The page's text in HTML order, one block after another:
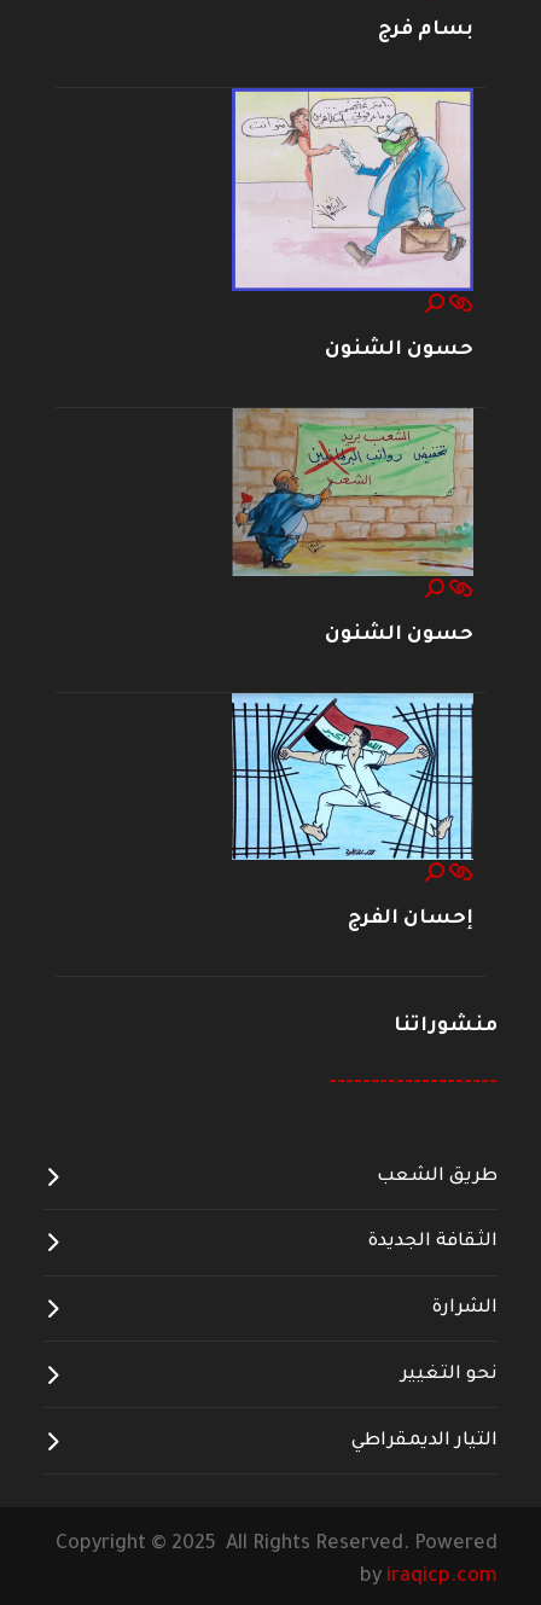
بسام فرج
حسون الشنون
حسون الشنون
إحسان الفرج
منشوراتنا
--------------------
طريق الشعب
الثقافة الجديدة
الشرارة
نحو التغيير
التيار الديمقراطي
Copyright © 2025 All Rights Reserved. Powered
by iraqicp.com